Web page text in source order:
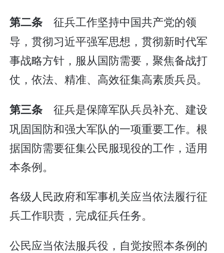
第二条 征兵工作坚持中国共产党的领
导，贯彻习近平强军思想，贯彻新时代军
事战略方针，服从国防需要，聚焦备战打
仗，依法、精准、高效征集高素质兵员。
第三条 征兵是保障军队兵员补充、建设
巩固国防和强大军队的一项重要工作。根
据国防需要征集公民服现役的工作，适用
本条例。
各级人民政府和军事机关应当依法履行征
兵工作职责，完成征兵任务。
公民应当依法服兵役，自觉按照本条例的